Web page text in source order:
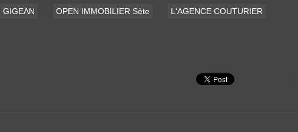
GIGEAN OPEN IMMOBILIER Sète L'AGENCE COUTURIER